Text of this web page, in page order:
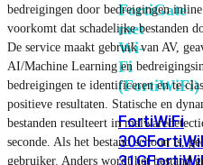
FortiGate
met
Wi-
Fi
(FortiWiFi)
FortiWiFi
30G
31G
bedreigingen door bedreigingen
voorkomt dat schadelijke bestanden
De service maakt gebruik van AV,
AI/Machine Learning en
bedreigingen te identificeren en te
positieve resultaten. Statische en
bestanden resulteert in
seconde. Als het bestand schoon is,
gebruiker. Anders wordt het bestand